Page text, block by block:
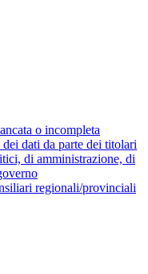
o incompleta
dati da parte dei titolari
di amministrazione, di
regionali/provinciali